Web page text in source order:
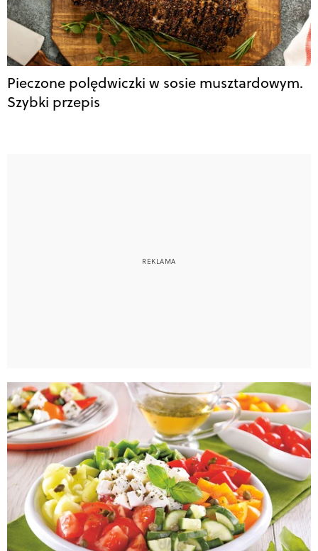
Pieczone polędwiczki w sosie musztardowym.
Szybki przepis